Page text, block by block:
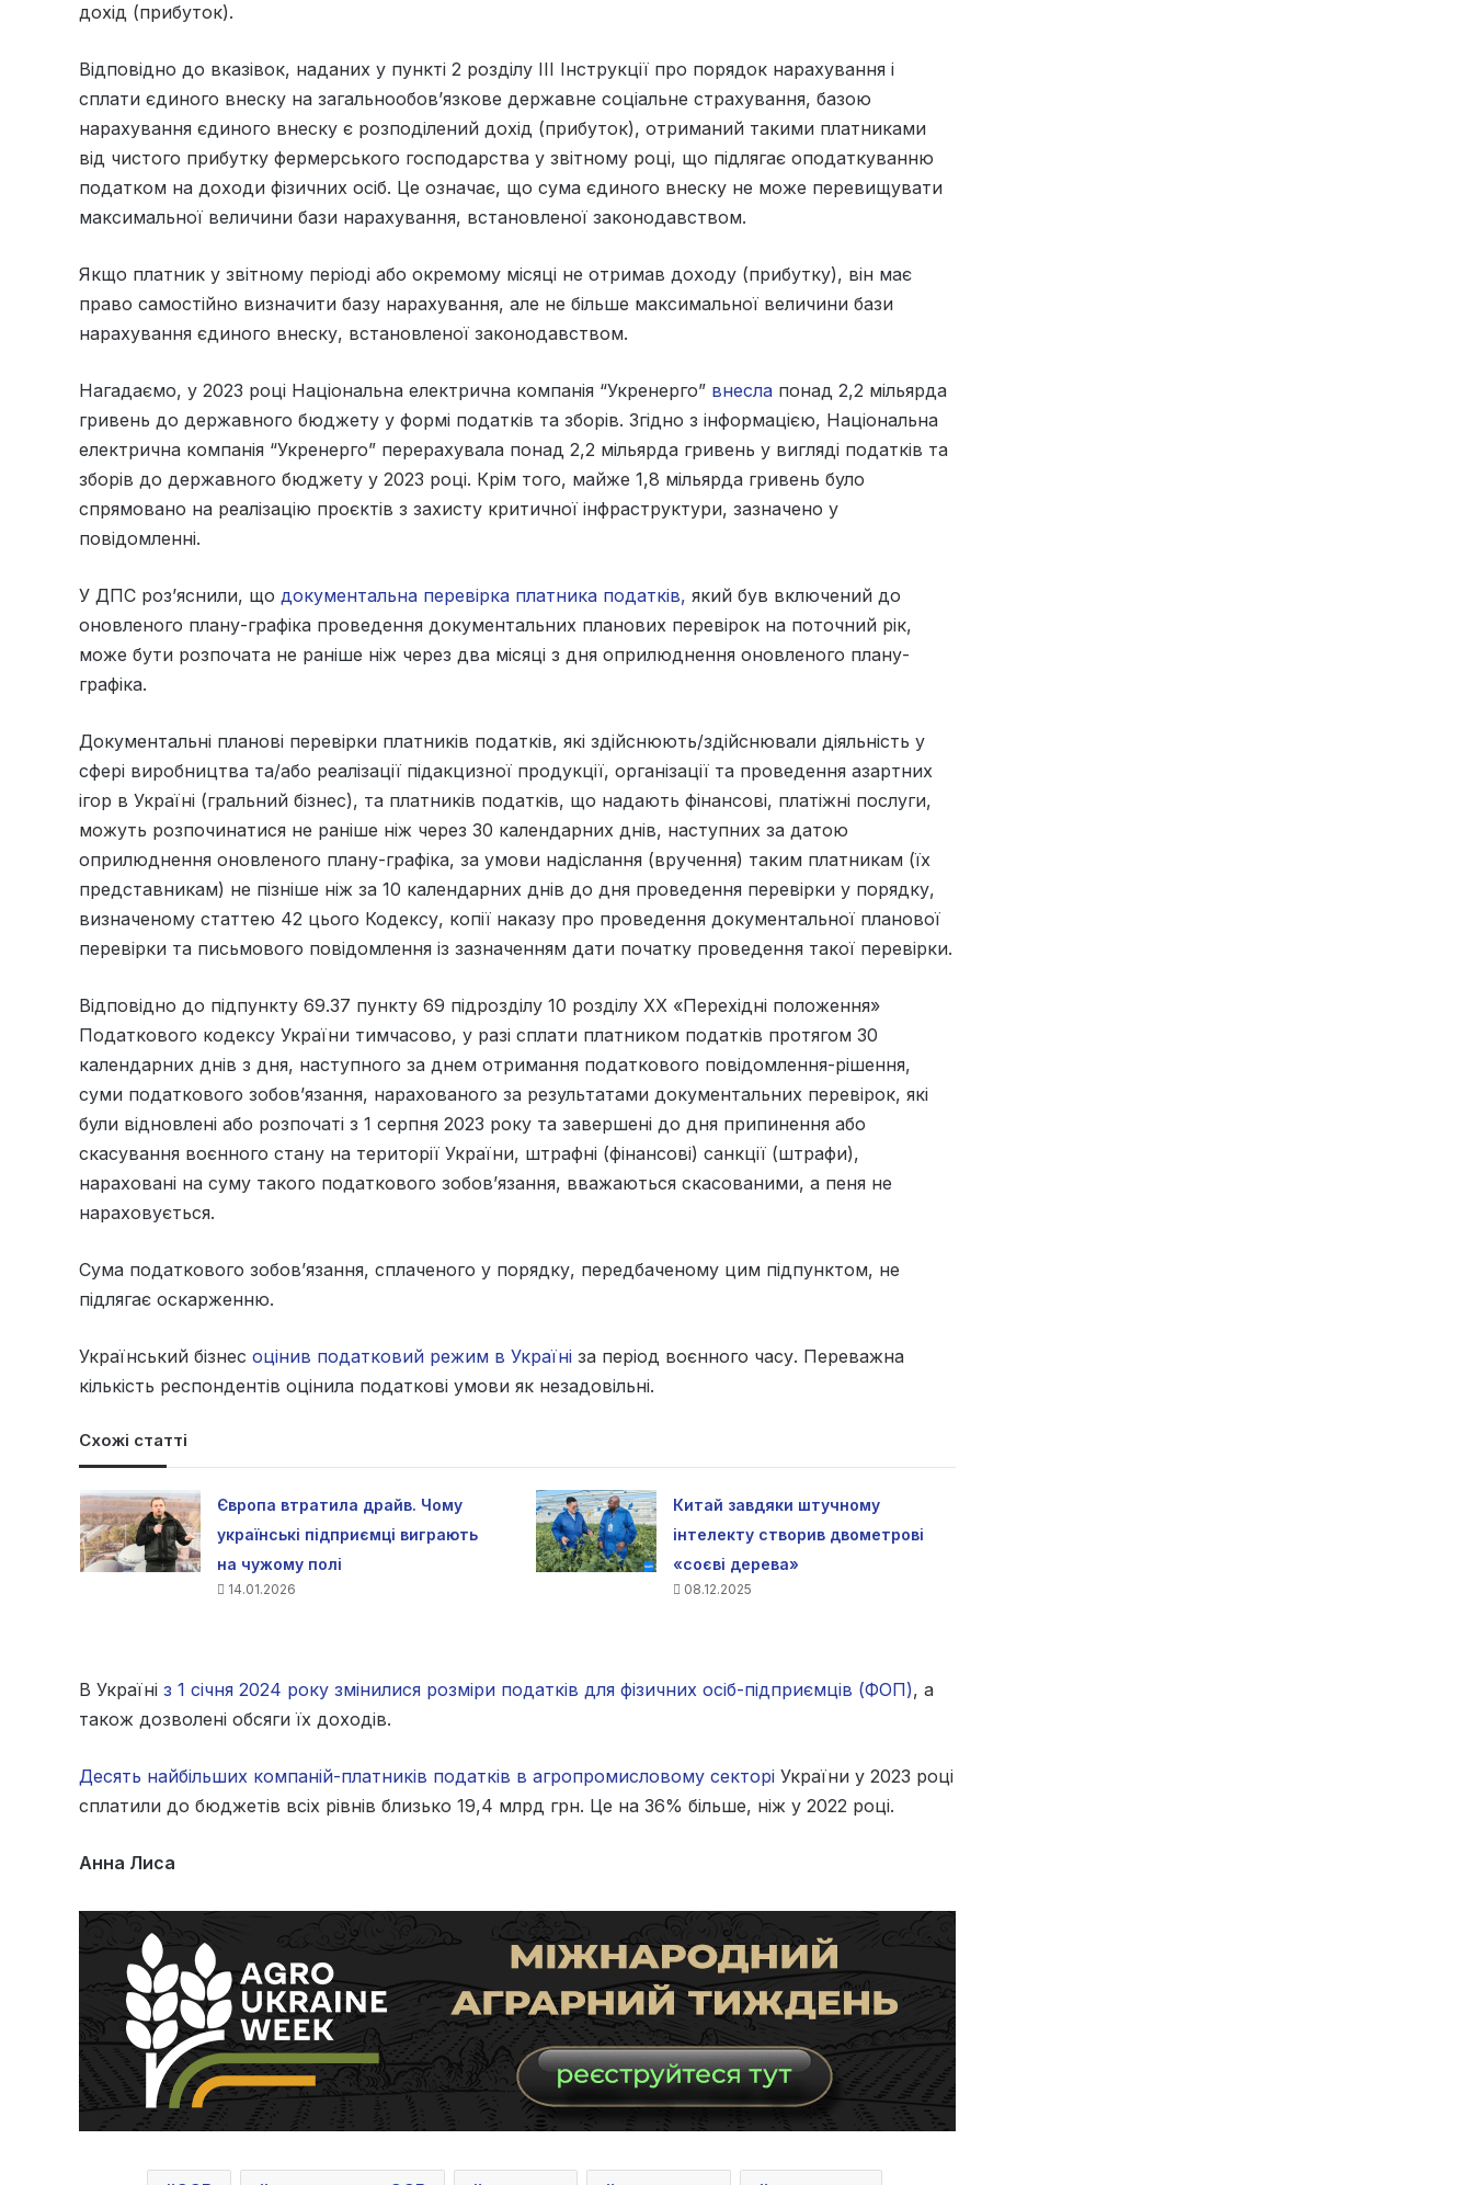
дохід (прибуток).
Відповідно до вказівок, наданих у пункті 2 розділу ІІІ Інструкції про порядок нарахування і
сплати єдиного внеску на загальнообов’язкове державне соціальне страхування, базою
нарахування єдиного внеску є розподілений дохід (прибуток), отриманий такими платниками
від чистого прибутку фермерського господарства у звітному році, що підлягає оподаткуванню
податком на доходи фізичних осіб. Це означає, що сума єдиного внеску не може перевищувати
максимальної величини бази нарахування, встановленої законодавством.
Якщо платник у звітному періоді або окремому місяці не отримав доходу (прибутку), він має
право самостійно визначити базу нарахування, але не більше максимальної величини бази
нарахування єдиного внеску, встановленої законодавством.
Нагадаємо, у 2023 році Національна електрична компанія “Укренерго” внесла понад 2,2 мільярда
гривень до державного бюджету у формі податків та зборів. Згідно з інформацією, Національна
електрична компанія “Укренерго” перерахувала понад 2,2 мільярда гривень у вигляді податків та
зборів до державного бюджету у 2023 році. Крім того, майже 1,8 мільярда гривень було
спрямовано на реалізацію проєктів з захисту критичної інфраструктури, зазначено у
повідомленні.
У ДПС роз’яснили, що документальна перевірка платника податків, який був включений до
оновленого плану-графіка проведення документальних планових перевірок на поточний рік,
може бути розпочата не раніше ніж через два місяці з дня оприлюднення оновленого плану-
графіка.
Документальні планові перевірки платників податків, які здійснюють/здійснювали діяльність у
сфері виробництва та/або реалізації підакцизної продукції, організації та проведення азартних
ігор в Україні (гральний бізнес), та платників податків, що надають фінансові, платіжні послуги,
можуть розпочинатися не раніше ніж через 30 календарних днів, наступних за датою
оприлюднення оновленого плану-графіка, за умови надіслання (вручення) таким платникам (їх
представникам) не пізніше ніж за 10 календарних днів до дня проведення перевірки у порядку,
визначеному статтею 42 цього Кодексу, копії наказу про проведення документальної планової
перевірки та письмового повідомлення із зазначенням дати початку проведення такої перевірки.
Відповідно до підпункту 69.37 пункту 69 підрозділу 10 розділу ХХ «Перехідні положення»
Податкового кодексу України тимчасово, у разі сплати платником податків протягом 30
календарних днів з дня, наступного за днем отримання податкового повідомлення-рішення,
суми податкового зобов’язання, нарахованого за результатами документальних перевірок, які
були відновлені або розпочаті з 1 серпня 2023 року та завершені до дня припинення або
скасування воєнного стану на території України, штрафні (фінансові) санкції (штрафи),
нараховані на суму такого податкового зобов’язання, вважаються скасованими, а пеня не
нараховується.
Сума податкового зобов’язання, сплаченого у порядку, передбаченому цим підпунктом, не
підлягає оскарженню.
Український бізнес оцінив податковий режим в Україні за період воєнного часу. Переважна
кількість респондентів оцінила податкові умови як незадовільні.
Схожі статті
Європа втратила драйв. Чому
українські підприємці виграють
на чужому полі
14.01.2026
Китай завдяки штучному
інтелекту створив двометрові
«соєві дерева»
08.12.2025
В Україні з 1 січня 2024 року змінилися розміри податків для фізичних осіб-підприємців (ФОП), а
також дозволені обсяги їх доходів.
Десять найбільших компаній-платників податків в агропромисловому секторі України у 2023 році
сплатили до бюджетів всіх рівнів близько 19,4 млрд грн. Це на 36% більше, ніж у 2022 році.
Анна Лиса